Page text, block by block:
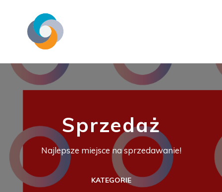
Sprzedaż
Najlepsze miejsce na sprzedawanie!
KATEGORIE